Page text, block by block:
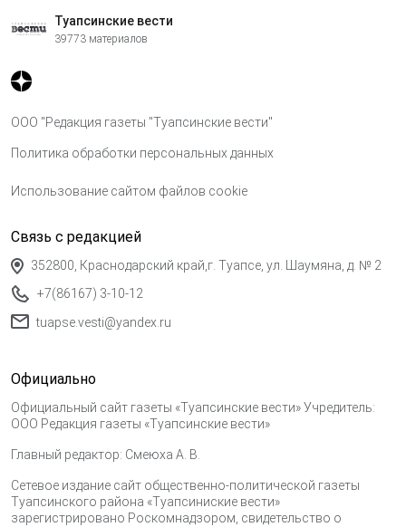
Туапсинские вести
39773 материалов
ООО "Редакция газеты "Туапсинские вести"
Политика обработки персональных данных
Использование сайтом файлов cookie
Связь с редакцией
352800, Краснодарский край,г. Туапсе, ул. Шаумяна, д. № 2
+7(86167) 3-10-12
tuapse.vesti@yandex.ru
Официально
Официальный сайт газеты «Туапсинские вести» Учредитель:
ООО Редакция газеты «Туапсинские вести»
Главный редактор: Смеюха А. В.
Сетевое издание сайт общественно-политической газеты
Туапсинского района «Туапсиниские вести»
зарегистрировано Роскомнадзором, свидетельство о